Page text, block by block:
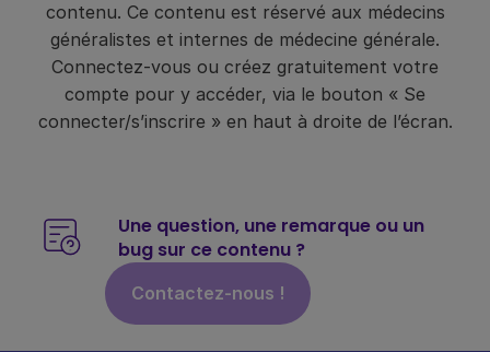
contenu. Ce contenu est réservé aux médecins
généralistes et internes de médecine générale.
Connectez-vous ou créez gratuitement votre
compte pour y accéder, via le bouton « Se
connecter/s’inscrire » en haut à droite de l’écran.
Une question, une remarque ou un
bug sur ce contenu ?
Contactez-nous !